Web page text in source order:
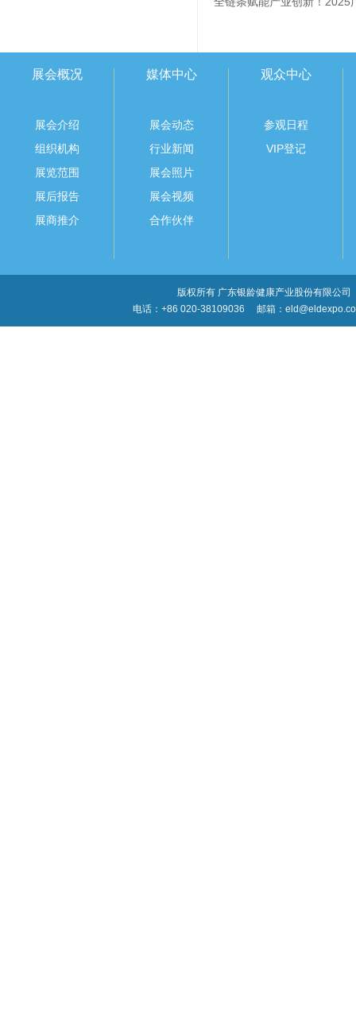
展会概况
展会介绍
组织机构
展览范围
展后报告
展商推介
媒体中心
展会动态
行业新闻
展会照片
展会视频
合作伙伴
观众中心
参观日程
VIP登记
版权所有 广东银龄健康产业股份有限公司
电话：+86 020-38109036
邮箱：